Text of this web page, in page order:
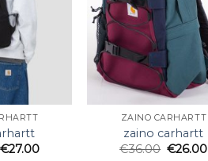
€27.00
ZAINO CARHARTT
zaino carhartt
€36.00 €26.00